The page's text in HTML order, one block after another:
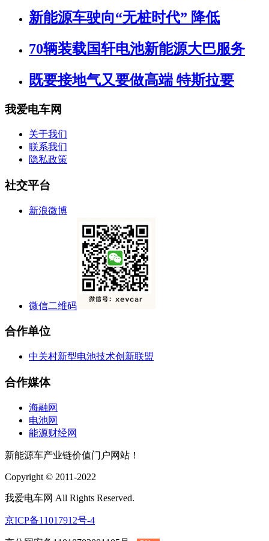
新能源车驶向“无桩时代” 降低
70辆装载国轩电池新能源大巴服务
既要接地气又要做高端 特斯拉要
我爱电车网
关于我们
联系我们
隐私政策
社交平台
新浪微博
微信二维码
合作单位
中关村新型电池技术创新联盟
合作媒体
海融网
电池网
能源财经网
新能源车产业链价值门户网站！
Copyright © 2011-2022
我爱电车网 All Rights Reserved.
京ICP备11017912号-4